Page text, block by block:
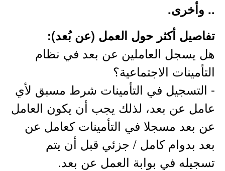
.. وأخرى.
تفاصيل أكثر حول العمل (عن بُعد):
هل يسجل العاملين عن بعد في نظام
التأمينات الاجتماعية؟
- التسجيل في التأمينات شرط مسبق لأي
عامل عن بعد، لذلك يجب أن يكون العامل
عن بعد مسجلا في التأمينات كعامل عن
بعد بدوام كامل / جزئي قبل أن يتم
تسجيله في بوابة العمل عن بعد.